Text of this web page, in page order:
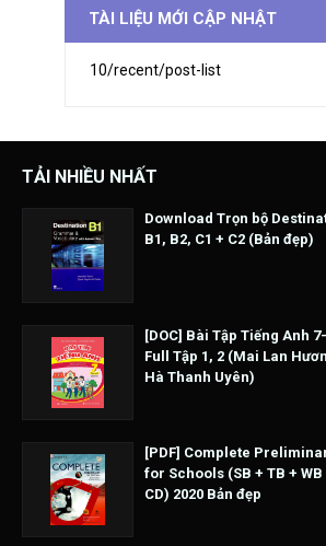
TÀI LIỆU MỚI CẬP NHẬT
10/recent/post-list
TẢI NHIỀU NHẤT
Download Trọn bộ
B1, B2, C1 + C2 (Bản đẹp)
[DOC] Bài Tập Tiếng Anh 7-
Full Tập 1, 2 (Mai Lan
Hà Thanh Uyên)
[PDF] Complete
for Schools (SB + TB + WB
CD) 2020 Bản đẹp